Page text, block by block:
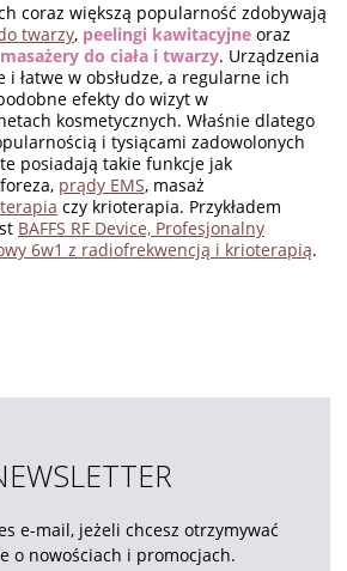
coraz większą popularność zdobywają
twarzy, peelingi kawitacyjne oraz
masażery do ciała i twarzy. Urządzenia
łatwe w obsłudze, a regularne ich
efekty do wizyt w
kosmetycznych. Właśnie dlatego
i tysiącami zadowolonych
posiadają takie funkcje jak
prądy EMS, masaż
czy krioterapia. Przykładem
BAFFS RF Device, Profesjonalny
6w1 z radiofrekwencją i krioterapią.
e-mail, jeżeli chcesz otrzymywać
o nowościach i promocjach.